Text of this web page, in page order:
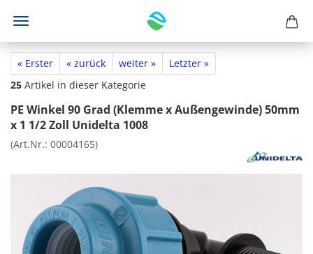
« Erster « zurück weiter »
Letzter »
25 Artikel in dieser Kategorie
PE Winkel 90 Grad (Klemme x Außengewinde) 50mm
x 1 1/2 Zoll Unidelta 1008
(Art.Nr.: 00004165)